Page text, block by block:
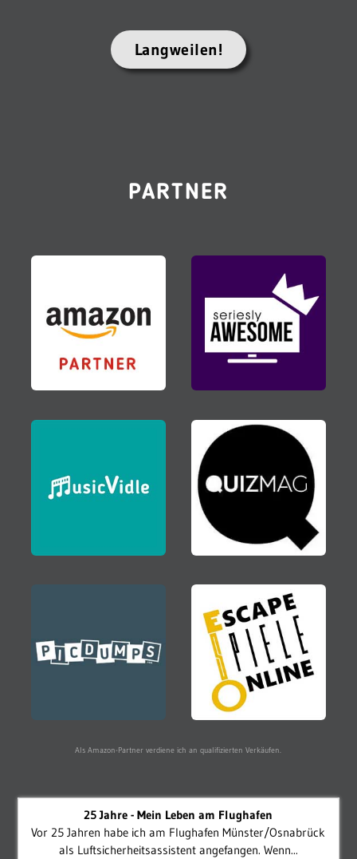
Langweilen!
PARTNER
Als Amazon-Partner verdiene ich an qualifizierten Verkäufen.
25 Jahre - Mein Leben am Flughafen
Vor 25 Jahren habe ich am Flughafen Münster/Osnabrück
als Luftsicherheitsassistent angefangen. Wenn...